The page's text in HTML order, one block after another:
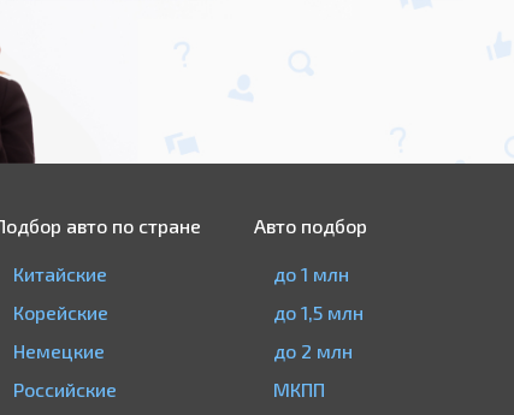
авто по стране
Китайские
Корейские
Немецкие
Российские
Авто подбор
до 1 млн
до 1,5 млн
до 2 млн
МКПП